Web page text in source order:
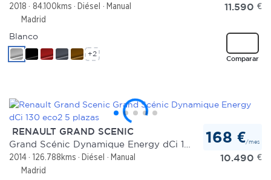
2018 84.100kms Diésel
Manual
Madrid
11.590 €
Comparar
Blanco
+2
RENAULT GRAND SCENIC
2014 126.788kms Diésel
Manual
Madrid
168 €/mes
10.490 €